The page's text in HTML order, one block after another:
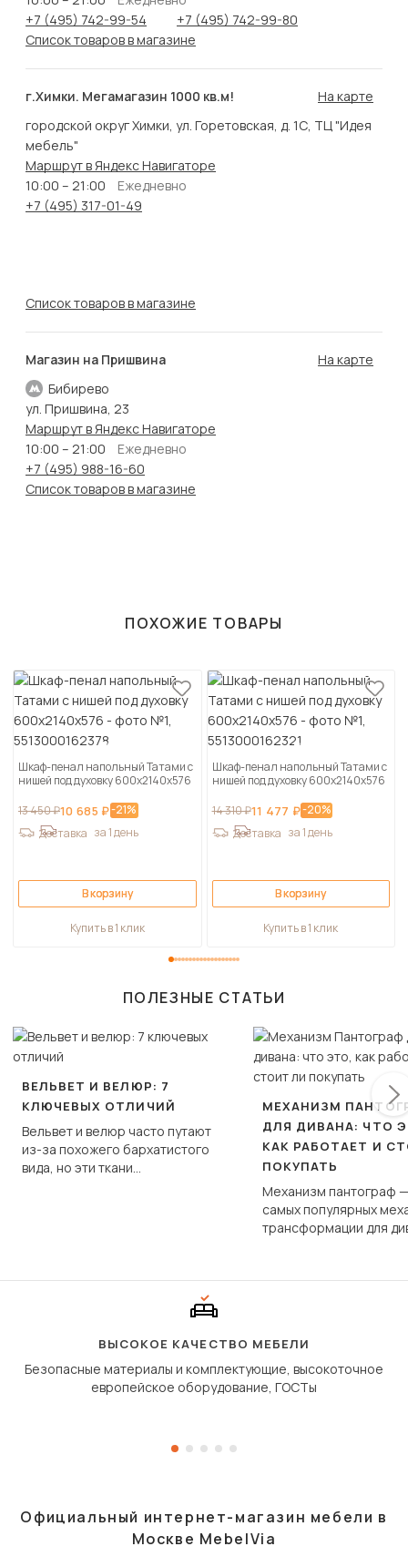
+7 (495) 742-99-54
+7 (495) 742-99-80
Список товаров в магазине
г.Химки. Мегамагазин 1000 кв.м!
На карте
городской округ Химки, ул. Горетовская, д. 1С, ТЦ "Идея
мебель"
Маршрут в Яндекс Навигаторе
10:00 – 21:00
Ежедневно
+7 (495) 317-01-49
Список товаров в магазине
Магазин на Пришвина
Бибирево
На карте
ул. Пришвина, 23
Маршрут в Яндекс Навигаторе
10:00 – 21:00
Ежедневно
+7 (495) 988-16-60
Список товаров в магазине
ПОХОЖИЕ ТОВАРЫ
Шкаф-пенал напольный Татами с
нишей под духовку 600х2140х576
13 450 ₽10 685 ₽-21%
Доставка за 1 день
В корзину
Купить в 1 клик
Шкаф-пенал напольный Татами с
нишей под духовку 600х2140х576
14 310 ₽11 477 ₽-20%
Доставка за 1 день
В корзину
Купить в 1 клик
ПОЛЕЗНЫЕ СТАТЬИ
ВЕЛЬВЕТ И ВЕЛЮР: 7
КЛЮЧЕВЫХ ОТЛИЧИЙ
Вельвет и велюр часто путают
из-за похожего бархатистого
вида, но эти ткани
МЕХАНИЗМ
ДЛЯ ДИВАНА: ЧТО
КАК РАБОТАЕТ И
ПОКУПАТЬ
Механизм пантограф
самых популярных
трансформации для
сиденье не
дугообразной
ВЫСОКОЕ КАЧЕСТВО МЕБЕЛИ
Безопасные материалы и комплектующие, высокоточное
европейское оборудование, ГОСТы
Официальный интернет-магазин мебели в
Москве MebelVia